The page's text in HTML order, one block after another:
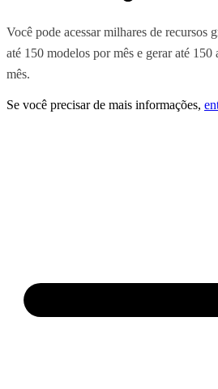
Você pode acessar milhares de recursos
até 150 modelos por mês e gerar até
mês.
Se você precisar de mais informações,